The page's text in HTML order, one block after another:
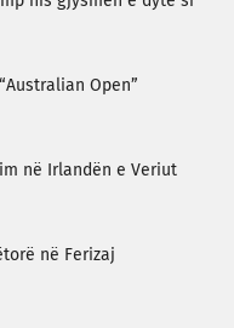
Open”
në Irlandën e Veriut
në Ferizaj